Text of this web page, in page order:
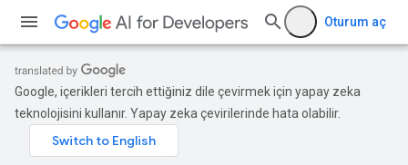
Oturum aç
Google, içerikleri tercih ettiğiniz dile çevirmek için yapay zeka
teknolojisini kullanır. Yapay zeka çevirilerinde hata olabilir.